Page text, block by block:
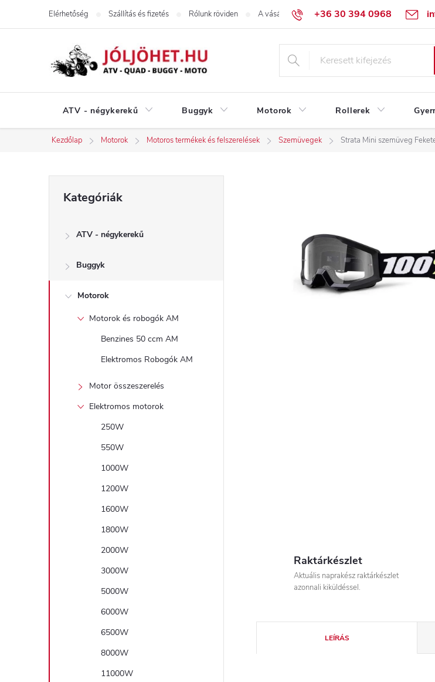
+36 30 394 0968
Elérhetőség Szállítás és fizetés Rólunk röviden A vásárlás lépései Üzleti feltételek (ÁSZF)
ATV - négykerekű Buggyk Motorok Rollerek
Kezdőlap Motorok Motoros termékek és felszerelések Szemüvegek Strata Mini szemüveg
O
a
átugrása
Kategóriák
ATV - négykerekű
Buggyk
Motorok
Motorok és robogók AM
Benzines 50 ccm AM
Elektromos Robogók AM
Motor összeszerelés
Elektromos motorok
250W
550W
1000W
1200W
1600W
1800W
2000W
3000W
5000W
6000W
6500W
8000W
11000W
Raktárkészlet
Aktuális naprakész raktárkészlet
azonnali kiküldéssel.
LEÍRÁS